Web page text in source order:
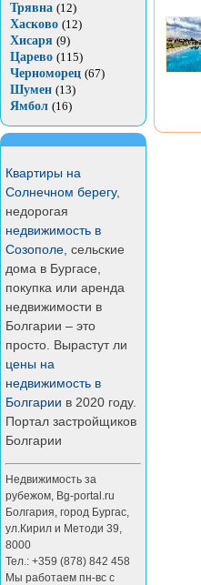
Трявна (12)
Хасково (12)
Хисаря (9)
Царево (115)
Черноморец (67)
Шумен (13)
Ямбол (16)
Квартиры на
Солнечном берегу,
недорогая
недвижимость в
Созополе , сельские
дома в Бургасе,
покупка или аренда
недвижимости в
Болгарии – это
просто. Вырастут ли
цены на
недвижимость в
Болгарии в 2020 году.
Портал застройщиков
Болгарии
Недвижимость за
рубежом, Bg-portal.ru
Болгария, город Бургас,
ул.Кирил и Методи 39,
8000
Тел.: +359 (878) 842 458
Мы работаем пн-вс с